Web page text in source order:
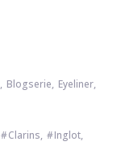
, Blogserie, Eyeliner,
Clarins, Inglot,